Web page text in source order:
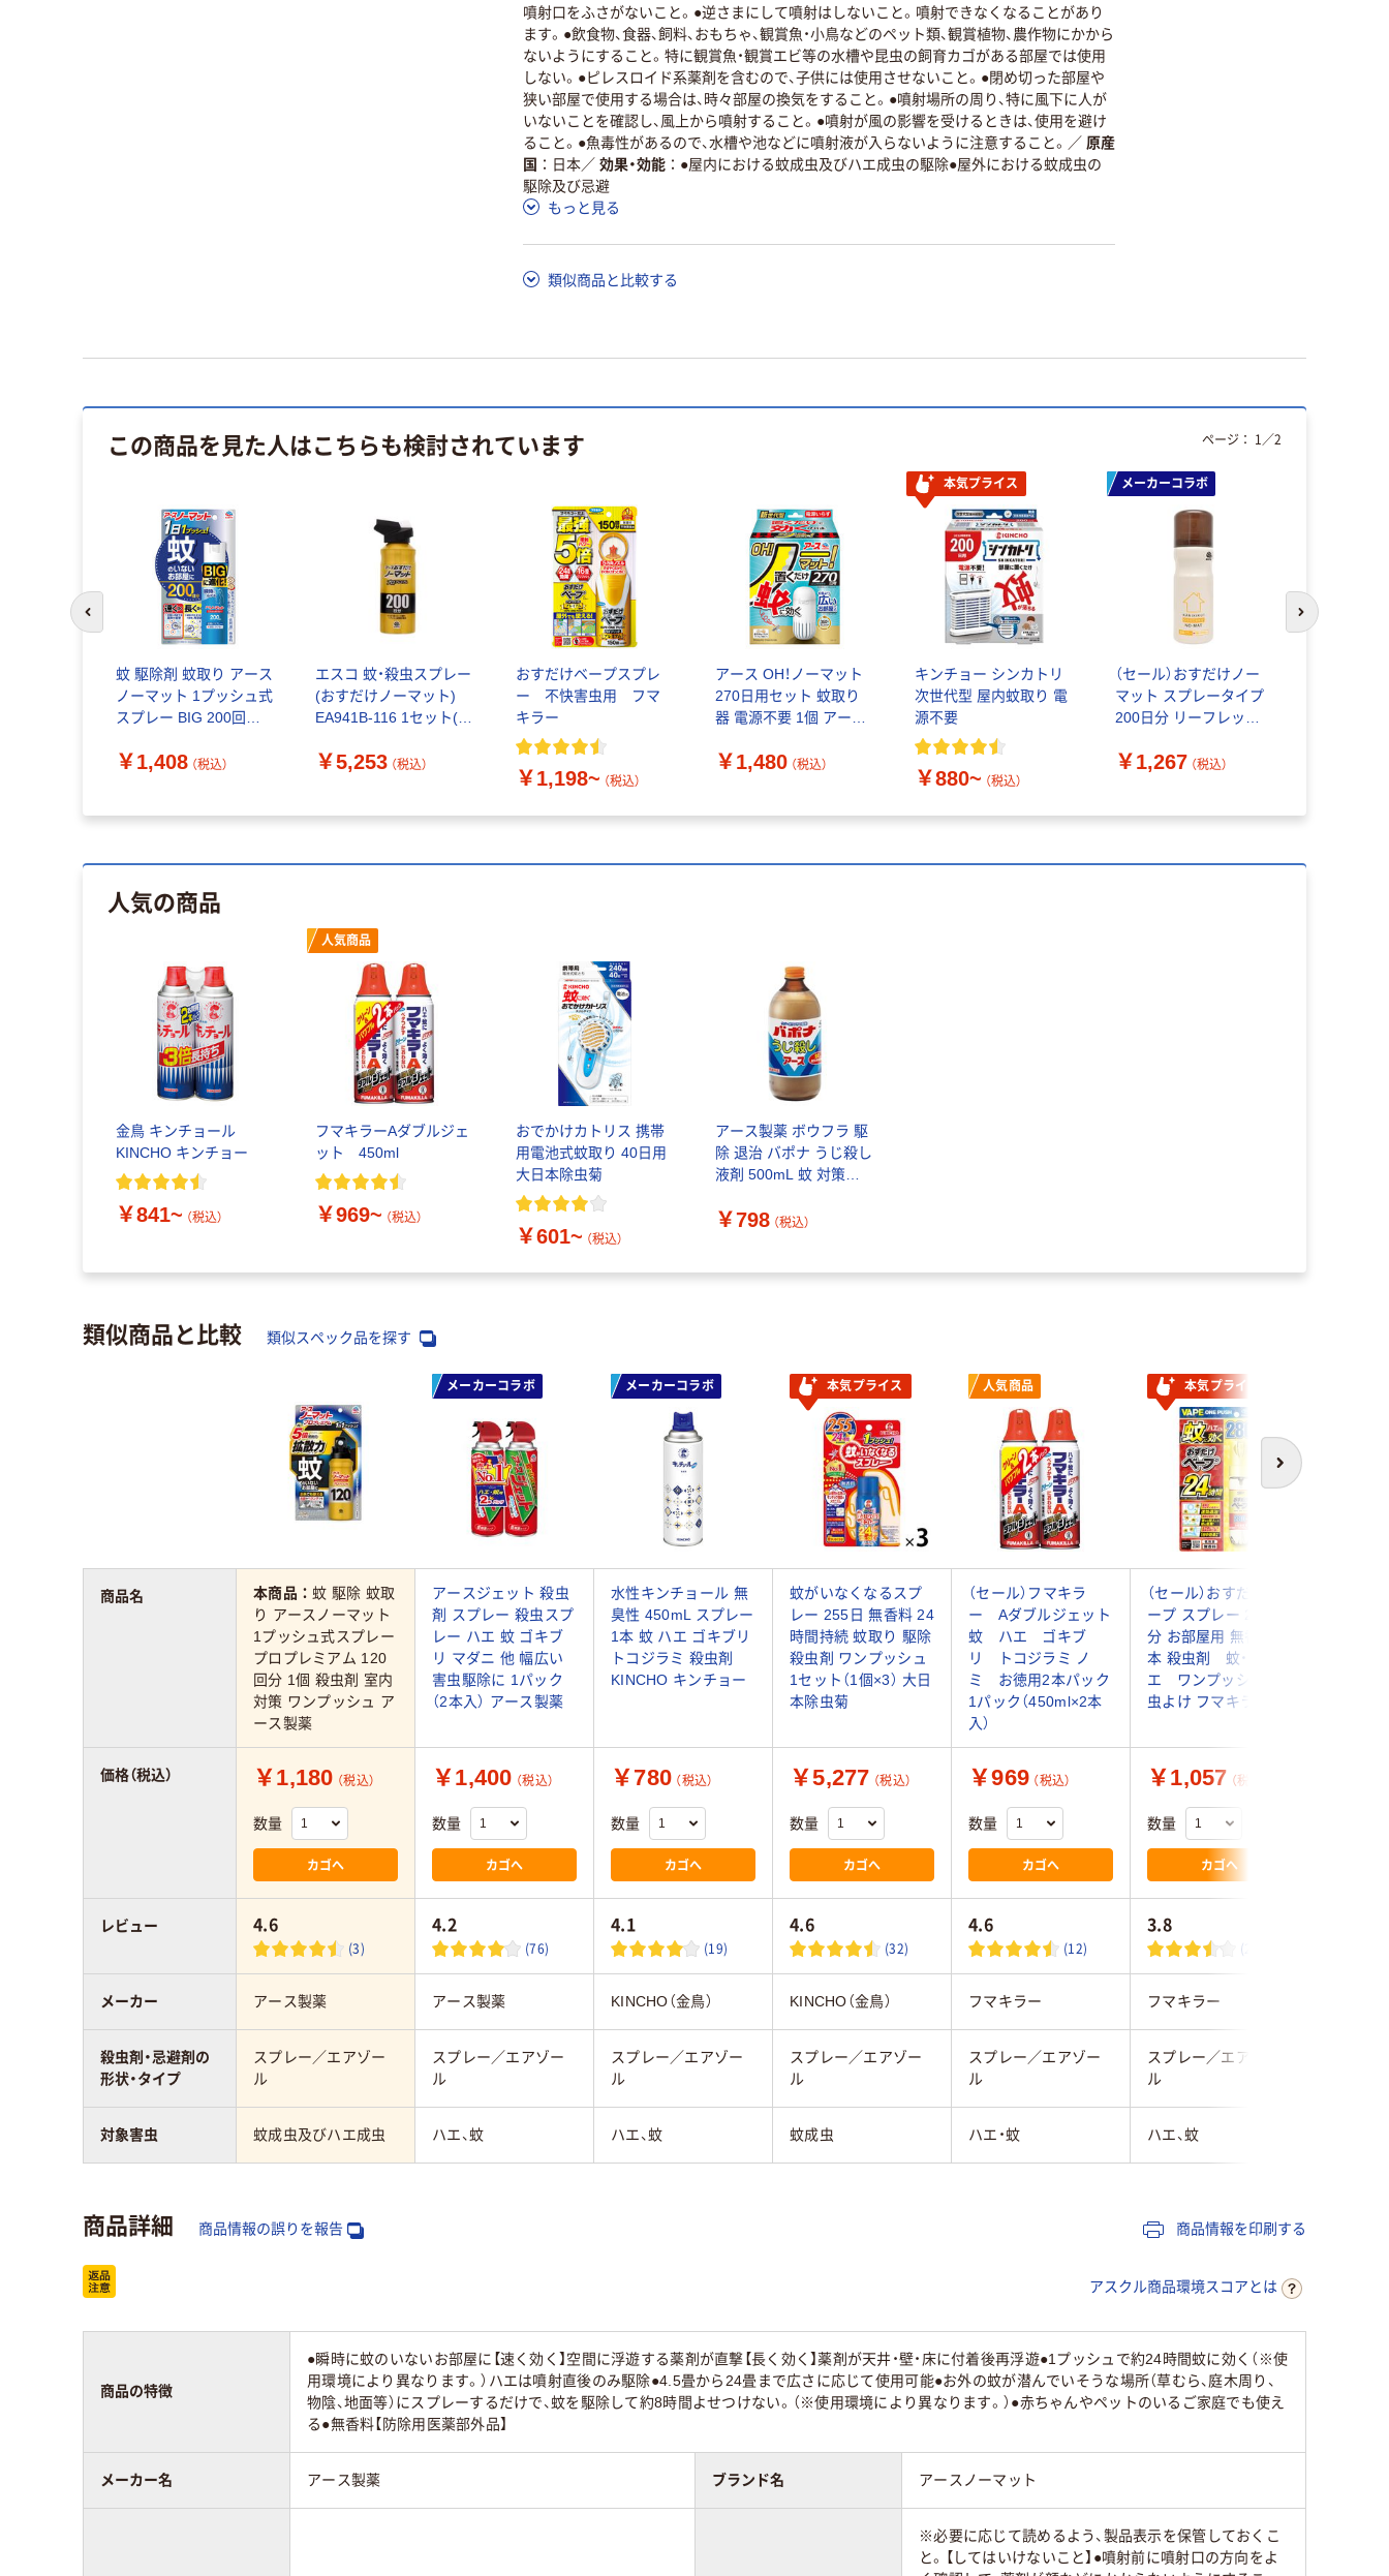
噴射口をふさがないこと。●逆さまにして噴射はしないこと。噴射できなくなることがあり
ます。●飲食物、食器、飼料、おもちゃ、観賞魚・小鳥などのペット類、観賞植物、農作物にかから
ないようにすること。特に観賞魚・観賞エビ等の水槽や昆虫の飼育カゴがある部屋では使用
しない。●ピレスロイド系薬剤を含むので、子供には使用させないこと。●閉め切った部屋や
狭い部屋で使用する場合は、時々部屋の換気をすること。●噴射場所の周り、特に風下に人が
いないことを確認し、風上から噴射すること。●噴射が風の影響を受けるときは、使用を避け
ること。●魚毒性があるので、水槽や池などに噴射液が入らないように注意すること。 ／ 原産
国
日本／ 効果・効能
●屋内における蚊成虫及びハエ成虫の駆除●屋外における蚊成虫の
駆除及び忌避
もっと見る
類似商品と比較する
この商品を見た人はこちらも検討されています
蚊 駆除剤 蚊取り アース
ノーマット 1プッシュ式
スプレー BIG 200回分 1
￥1,408 （税込）
エスコ 蚊・殺虫スプレー
(おすだけノーマット)
EA941B-116 1セット(3
￥5,253 （税込）
おすだけベープスプレ
ー 不快害虫用 フマ
キラー
￥1,198~ （税込）
アース OH！ノーマット
270日用セット 蚊取り
器 電源不要 1個 アース
￥1,480 （税込）
本気プライス
キンチョー シンカトリ
次世代型 屋内蚊取り 電
源不要
￥880~ （税込）
メーカーコラボ
（セール）おすだけノー
マット スプレータイプ
200日分 リーフレット
除剤 殺虫剤 アース製薬
￥1,267 （税込）
ページ： 1 ／2
前のスライドへ 次のスライド
人気の商品
金鳥 キンチョール
KINCHO キンチョー
￥841~ （税込）
人気商品
フマキラーAダブルジェ
ット 450ml
￥969~ （税込）
おでかけカトリス 携帯
用電池式蚊取り 40日用
大日本除虫菊
￥601~ （税込）
アース製薬 ボウフラ 駆
除 退治 バポナ うじ殺し
液剤 500mL 蚊 対策
￥798 （税込）
類似商品と比較 類似スペック品を探す
次へ
メーカーコラボ メーカーコラボ 本気プライス 人気商品 本気プライス
本商品： 蚊 駆除 蚊取
り アースノーマット
1プッシュ式スプレー
プロプレミアム 120
回分 1個 殺虫剤 室内
対策 ワンプッシュ ア
ース製薬
アースジェット 殺虫
剤 スプレー 殺虫スプ
レー ハエ 蚊 ゴキブ
リ マダニ 他 幅広い
害虫駆除に 1パック
（2本入） アース製薬
水性キンチョール 無
臭性 450mL スプレー
1本 蚊 ハエ ゴキブリ
トコジラミ 殺虫剤
KINCHO キンチョー
蚊がいなくなるスプ
レー 255日 無香料 24
時間持続 蚊取り 駆除
殺虫剤 ワンプッシュ
1セット（1個×3） 大日
本除虫菊
（セール）フマキラ
ー Aダブルジェット
蚊 ハエ ゴキブ
リ トコジラミ ノ
ミ お徳用2本パック
1パック（450ml×2本
入）
（セール）おすだけベ
ープ スプレー 280回
分 お部屋用 無香料 1
本 殺虫剤 蚊・ハ
エ ワンプッシュ
虫よけ フマキラー
￥1,180 （税込）
数量
カゴへ
￥1,400 （税込）
数量
カゴへ
￥780 （税込）
数量
カゴへ
￥5,277 （税込）
数量
カゴへ
￥969 （税込）
数量
カゴへ
￥1,057 （税込）
数量
カゴへ
4.6
(3)
4.2
(76)
4.1
(19)
4.6
(32)
4.6
(12)
3.8
(20)
アース製薬 アース製薬 KINCHO（金鳥） KINCHO（金鳥） フマキラー フマキラー
スプレー／エアゾー
ル
スプレー／エアゾー
ル
スプレー／エアゾー
ル
スプレー／エアゾー
ル
スプレー／エアゾー
ル
スプレー／エアゾー
ル
蚊成虫及びハエ成虫 ハエ、蚊 ハエ、蚊 蚊成虫 ハエ・蚊 ハエ、蚊
商品名
価格（税込）
レビュー
メーカー
殺虫剤・忌避剤の
形状・タイプ
対象害虫
商品詳細 商品情報の誤りを報告 商品情報を印刷する
アスクル商品環境スコアとは
商品の特徴
●瞬時に蚊のいないお部屋に【速く効く】空間に浮遊する薬剤が直撃【長く効く】薬剤が天井・壁・床に付着後再浮遊●1プッシュで約24時間蚊に効く（※使
用環境により異なります。）ハエは噴射直後のみ駆除●4.5畳から24畳まで広さに応じて使用可能●お外の蚊が潜んでいそうな場所（草むら、庭木周り、
物陰、地面等）にスプレーするだけで、蚊を駆除して約8時間よせつけない。（※使用環境により異なります。）●赤ちゃんやペットのいるご家庭でも使え
る●無香料【防除用医薬部外品】
メーカー名 アース製薬 ブランド名 アースノーマット
※必要に応じて読めるよう、製品表示を保管しておくこ
と。【してはいけないこと】●噴射前に噴射口の方向をよ